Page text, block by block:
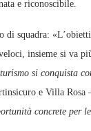
e riconoscibile.
squadra:
insieme si va
si conquista
e Villa Rosa
concrete per le